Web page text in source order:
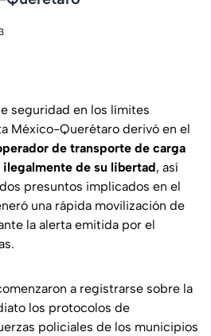
seguridad en los límites
México-Querétaro derivó en el
de transporte de carga
de su libertad, así
presuntos implicados en el
una rápida movilización de
la alerta emitida por el
a registrarse sobre la
los protocolos de
policiales de los municipios